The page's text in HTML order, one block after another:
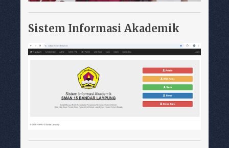
Sistem Informasi Akademik